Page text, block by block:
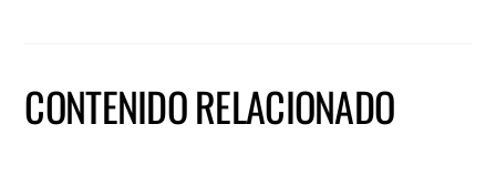
CONTENIDO RELACIONADO